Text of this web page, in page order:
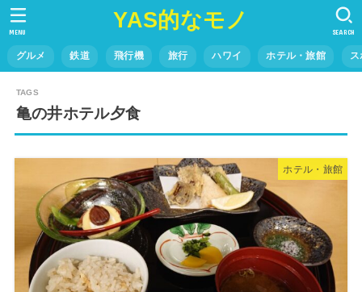
YAS的なモノ
グルメ 鉄道 飛行機 旅行 ハワイ ホテル・旅館
SEARCH
MENU
亀の井ホテル夕食
ホテル・旅館